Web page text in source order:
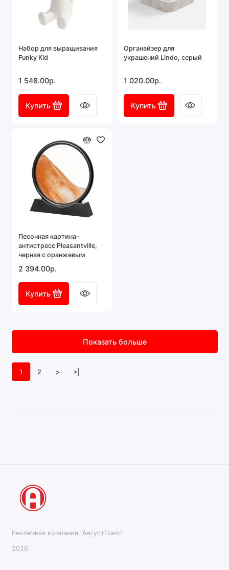
Набор для выращивания
Funky Kid
1 548.00р.
Купить
Органайзер для
украшений Lindo, серый
1 020.00р.
Купить
Песочная картина-
антистресс Pleasantville,
черная с оранжевым
2 394.00р.
Купить
1 2 > >|
Показать больше
Рекламная компания "АвгустПлюс"
2026